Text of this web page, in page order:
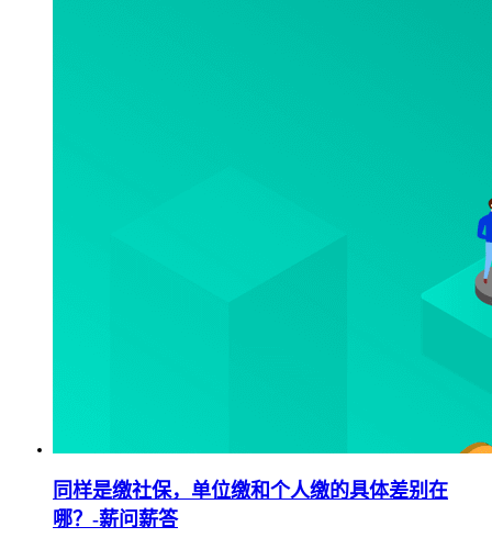
同样是缴社保，单位缴和个人缴的具体差别在
哪？-薪问薪答